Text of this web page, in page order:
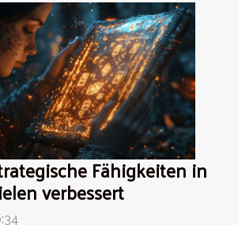
Fähigkeiten in
verbessert